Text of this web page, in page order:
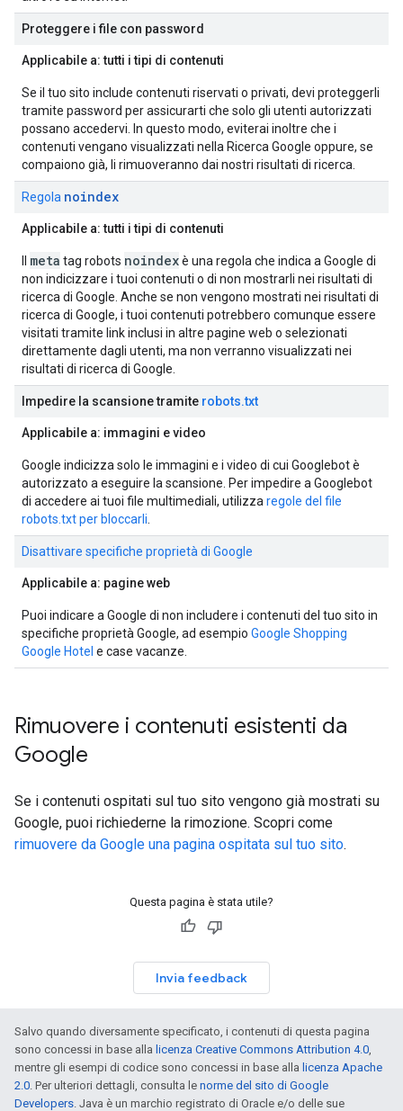
Proteggere i file con password
Applicabile a: tutti i tipi di contenuti
Se il tuo sito include contenuti riservati o privati, devi proteggerli
tramite password per assicurarti che solo gli utenti autorizzati
possano accedervi. In questo modo, eviterai inoltre che i
contenuti vengano visualizzati nella Ricerca Google oppure, se
compaiono già, li rimuoveranno dai nostri risultati di ricerca.
Regola noindex
Applicabile a: tutti i tipi di contenuti
meta tag robots noindexè una regola che indica a Google di
non indicizzare i tuoi contenuti o di non mostrarli nei risultati di
ricerca di Google. Anche se non vengono mostrati nei risultati di
ricerca di Google, i tuoi contenuti potrebbero comunque essere
visitati tramite link inclusi in altre pagine web o selezionati
direttamente dagli utenti, ma non verranno visualizzati nei
risultati di ricerca di Google.
Impedire la scansione tramite robots.txt
Applicabile a: immagini e video
Google indicizza solo le immagini e i video di cui Googlebot è
autorizzato a eseguire la scansione. Per impedire a Googlebot
di accedere ai tuoi file multimediali, utilizza regole del file
robots.txt per bloccarli
Disattivare specifiche proprietà di Google
Applicabile a: pagine web
Puoi indicare a Google di non includere i contenuti del tuo sito in
specifiche proprietà Google, ad esempio Google Shopping
Google Hotel e case vacanze.
Rimuovere i contenuti esistenti da
Google
Se i contenuti ospitati sul tuo sito vengono già mostrati su
Google, puoi richiederne la rimozione. Scopri come
rimuovere da Google una pagina ospitata sul tuo sito.
Questa pagina è stata utile?
Invia feedback
Salvo quando diversamente specificato, i contenuti di questa pagina
sono concessi in base alla licenza Creative Commons Attribution 4.0,
mentre gli esempi di codice sono concessi in base alla licenza Apache
2.0. Per ulteriori dettagli, consulta le norme del sito di Google
Developers. Java è un marchio registrato di Oracle e/o delle sue